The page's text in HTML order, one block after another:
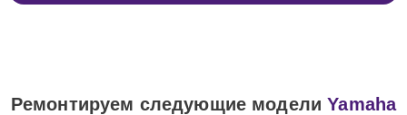
Ремонтируем следующие моделиYamaha